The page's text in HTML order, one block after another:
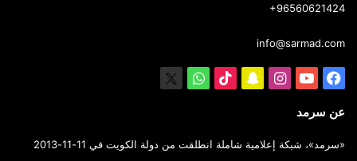
+96560621424
info@sarmad.com
فيسبوكيوتيوبانستقرام
سناب ‫TikTokواتساب
عن سرمد
«سرمد»، شبكة إعلامية شاملة انطلقت من دولة الكويت في 11-11-2013